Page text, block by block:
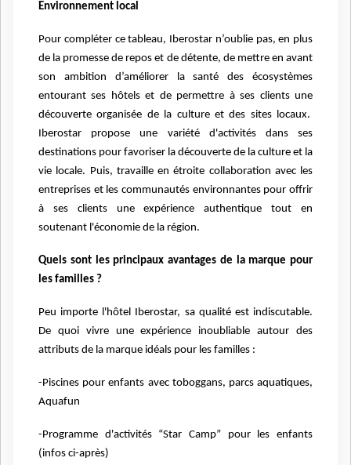
Environnement local
Pour compléter ce tableau, Iberostar n’oublie pas, en plus
de la promesse de repos et de détente, de mettre en avant
son ambition d’améliorer la santé des écosystèmes
entourant ses hôtels et de permettre à ses clients une
découverte organisée de la culture et des sites locaux.
Iberostar propose une variété d'activités dans ses
destinations pour favoriser la découverte de la culture et la
vie locale. Puis, travaille en étroite collaboration avec les
entreprises et les communautés environnantes pour offrir
à ses clients une expérience authentique tout en
soutenant l'économie de la région.
Quels sont les principaux avantages de la marque pour
les familles ?
Peu importe l'hôtel Iberostar, sa qualité est indiscutable.
De quoi vivre une expérience inoubliable autour des
attributs de la marque idéals pour les familles :
-Piscines pour enfants avec toboggans, parcs aquatiques,
Aquafun
-Programme d'activités “Star Camp” pour les enfants
(infos ci-après)